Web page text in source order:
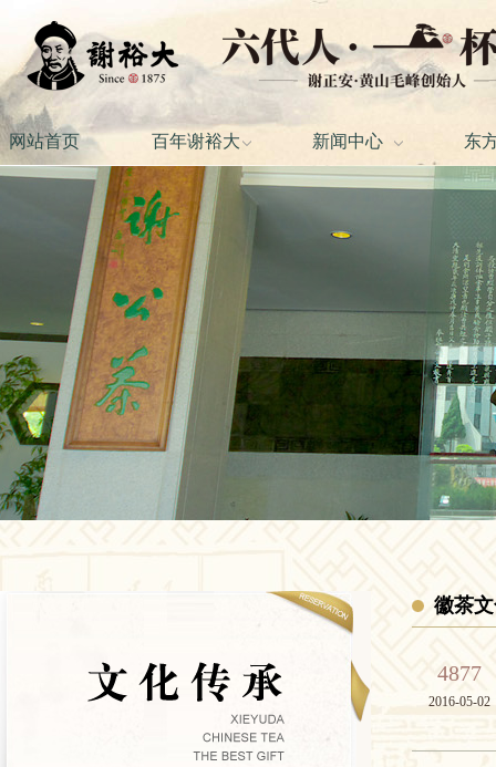
网站首页 百年谢裕大 新闻中心 东
徽茶
4877
2016-05-02